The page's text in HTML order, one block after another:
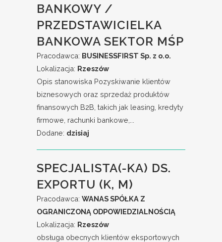
BANKOWY /
PRZEDSTAWICIELKA
BANKOWA SEKTOR MŚP
Pracodawca: BUSINESSFIRST Sp. z o.o.
Lokalizacja: Rzeszów
Opis stanowiska Pozyskiwanie klientów
biznesowych oraz sprzedaż produktów
finansowych B2B, takich jak leasing, kredyty
firmowe, rachunki bankowe,...
Dodane: dzisiaj
SPECJALISTA(-KA) DS.
EXPORTU (K, M)
Pracodawca: WANAS SPÓŁKA Z
OGRANICZONĄ ODPOWIEDZIALNOŚCIĄ
Lokalizacja: Rzeszów
obsługa obecnych klientów eksportowych